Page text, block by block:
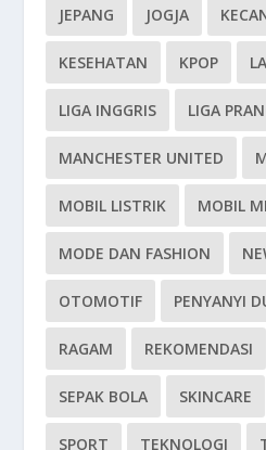
JEPANG JOGJA
KESEHATAN KPOP
LIGA INGGRIS LIGA
MANCHESTER UNITED
MOBIL LISTRIK MOBIL
MODE DAN FASHION
OTOMOTIF PENYANYI
RAGAM REKOMENDASI
SEPAK BOLA SKINCARE
SPORT TEKNOLOGI